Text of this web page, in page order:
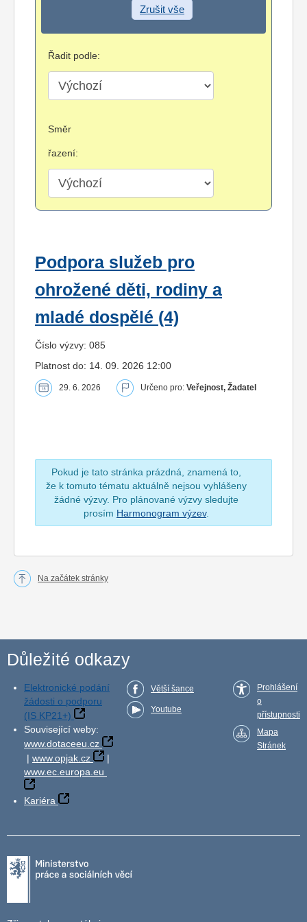
Zrušit vše
Řadit podle:
Směr
řazení:
Podpora služeb pro
ohrožené děti, rodiny a
mladé dospělé (4)
Číslo výzvy: 085
Platnost do: 14. 09. 2026 12:00
29. 6. 2026 Určeno pro: Veřejnost, Žadatel
Pokud je tato stránka prázdná, znamená to,
že k tomuto tématu aktuálně nejsou vyhlášeny
žádné výzvy. Pro plánované výzvy sledujte
prosím Harmonogram výzev.
Na začátek stránky
Důležité odkazy
Elektronické podání
žádosti o podporu
(IS KP21+)
Související weby:
www.dotaceeu.cz
| www.opjak.cz
|
www.ec.europa.eu
Kariéra
Větší šance
Youtube
Prohlášení
o
přístupnosti
Mapa
Stránek